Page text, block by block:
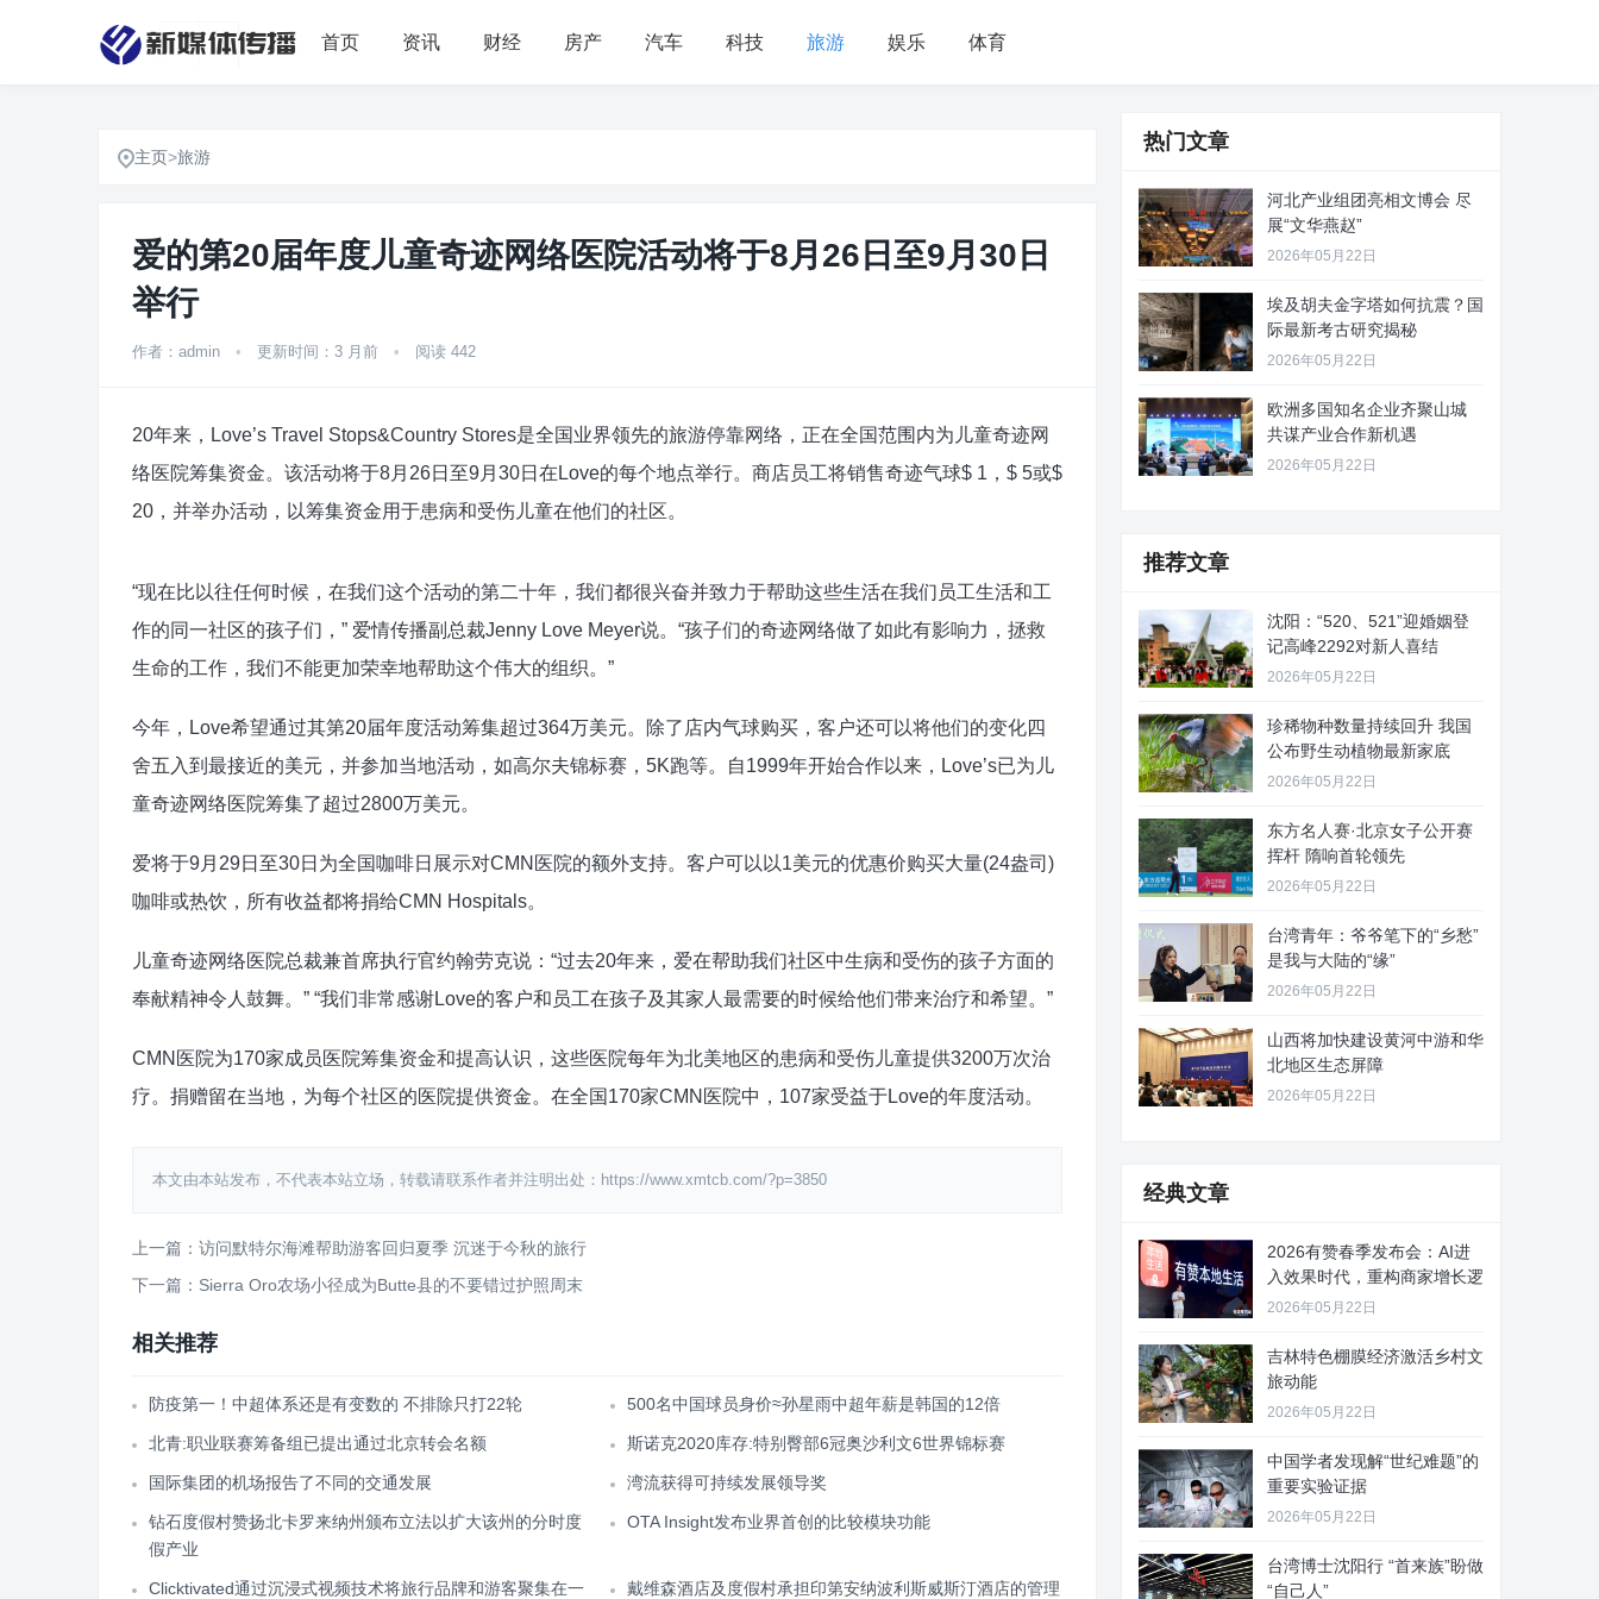
首页 资讯 财经 房产 汽车 科技 旅游 娱乐 体育
主页>旅游
爱的第20届年度儿童奇迹网络医院活动将于8月26日至9月30日
举行
作者：admin • 更新时间：3 月前 • 阅读 442
20年来，Love’s Travel Stops&Country Stores是全国业界领先的旅游停靠网络，正在全国范围内为儿童奇迹网
络医院筹集资金。该活动将于8月26日至9月30日在Love的每个地点举行。商店员工将销售奇迹气球$ 1，$ 5或$
20，并举办活动，以筹集资金用于患病和受伤儿童在他们的社区。
“现在比以往任何时候，在我们这个活动的第二十年，我们都很兴奋并致力于帮助这些生活在我们员工生活和工
作的同一社区的孩子们，” 爱情传播副总裁Jenny Love Meyer说。“孩子们的奇迹网络做了如此有影响力，拯救
生命的工作，我们不能更加荣幸地帮助这个伟大的组织。”
今年，Love希望通过其第20届年度活动筹集超过364万美元。除了店内气球购买，客户还可以将他们的变化四
舍五入到最接近的美元，并参加当地活动，如高尔夫锦标赛，5K跑等。自1999年开始合作以来，Love’s已为儿
童奇迹网络医院筹集了超过2800万美元。
爱将于9月29日至30日为全国咖啡日展示对CMN医院的额外支持。客户可以以1美元的优惠价购买大量(24盎司)
咖啡或热饮，所有收益都将捐给CMN Hospitals。
儿童奇迹网络医院总裁兼首席执行官约翰劳克说：“过去20年来，爱在帮助我们社区中生病和受伤的孩子方面的
奉献精神令人鼓舞。” “我们非常感谢Love的客户和员工在孩子及其家人最需要的时候给他们带来治疗和希望。”
CMN医院为170家成员医院筹集资金和提高认识，这些医院每年为北美地区的患病和受伤儿童提供3200万次治
疗。捐赠留在当地，为每个社区的医院提供资金。在全国170家CMN医院中，107家受益于Love的年度活动。
本文由本站发布，不代表本站立场，转载请联系作者并注明出处：https://www.xmtcb.com/?p=3850
上一篇：访问默特尔海滩帮助游客回归夏季 沉迷于今秋的旅行
下一篇：Sierra Oro农场小径成为Butte县的不要错过护照周末
相关推荐
防疫第一！中超体系还是有变数的 不排除只打22轮 500名中国球员身价≈孙星雨中超年薪是韩国的12倍
北青:职业联赛筹备组已提出通过北京转会名额 斯诺克2020库存:特别臀部6冠奥沙利文6世界锦标赛
国际集团的机场报告了不同的交通发展 湾流获得可持续发展领导奖
钻石度假村赞扬北卡罗来纳州颁布立法以扩大该州的分时度
假产业
OTA Insight发布业界首创的比较模块功能
Clicktivated通过沉浸式视频技术将旅行品牌和游客聚集在一 戴维森酒店及度假村承担印第安纳波利斯威斯汀酒店的管理
热门文章
河北产业组团亮相文博会 尽
展“文华燕赵”
2026年05月22日
埃及胡夫金字塔如何抗震？国
际最新考古研究揭秘
2026年05月22日
欧洲多国知名企业齐聚山城
共谋产业合作新机遇
2026年05月22日
推荐文章
沈阳：“520、521”迎婚姻登
记高峰2292对新人喜结
2026年05月22日
珍稀物种数量持续回升 我国
公布野生动植物最新家底
2026年05月22日
东方名人赛·北京女子公开赛
挥杆 隋响首轮领先
2026年05月22日
台湾青年：爷爷笔下的“乡愁”
是我与大陆的“缘”
2026年05月22日
山西将加快建设黄河中游和华
北地区生态屏障
2026年05月22日
经典文章
2026有赞春季发布会：AI进
入效果时代，重构商家增长逻
2026年05月22日
吉林特色棚膜经济激活乡村文
旅动能
2026年05月22日
中国学者发现解“世纪难题”的
重要实验证据
2026年05月22日
台湾博士沈阳行 “首来族”盼做
“自己人”